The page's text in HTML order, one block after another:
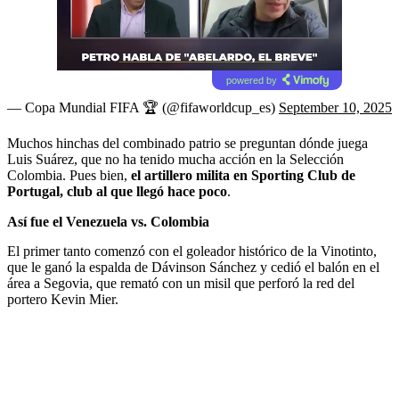
powered by
— Copa Mundial FIFA 🏆 (@fifaworldcup_es) September 10, 2025
Muchos hinchas del combinado patrio se preguntan dónde juega
Luis Suárez, que no ha tenido mucha acción en la Selección
Colombia. Pues bien, el artillero milita en Sporting Club de
Portugal, club al que llegó hace poco.
Así fue el Venezuela vs. Colombia
El primer tanto comenzó con el goleador histórico de la Vinotinto,
que le ganó la espalda de Dávinson Sánchez y cedió el balón en el
área a Segovia, que remató con un misil que perforó la red del
portero Kevin Mier.